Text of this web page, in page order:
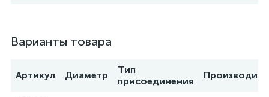
Варианты товара
Артикул Диаметр
Тип
присоединения